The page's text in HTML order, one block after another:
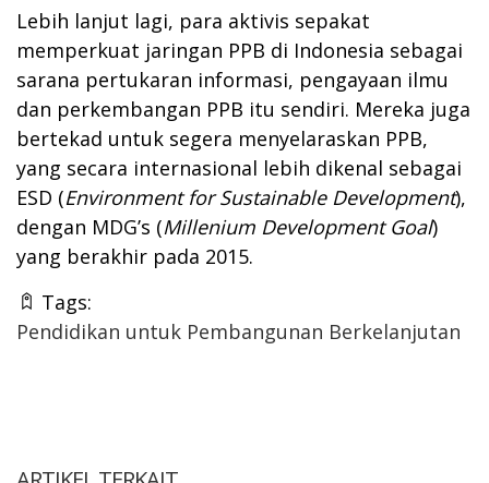
Lebih lanjut lagi, para aktivis sepakat
memperkuat jaringan PPB di Indonesia sebagai
sarana pertukaran informasi, pengayaan ilmu
dan perkembangan PPB itu sendiri. Mereka juga
bertekad untuk segera menyelaraskan PPB,
yang secara internasional lebih dikenal sebagai
ESD (Environment for Sustainable Development),
dengan MDG’s (Millenium Development Goal)
yang berakhir pada 2015.
Tags:
Pendidikan untuk Pembangunan Berkelanjutan